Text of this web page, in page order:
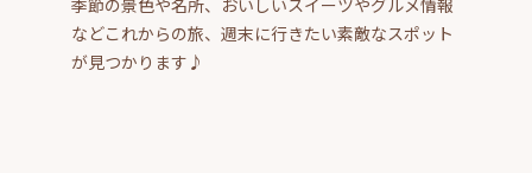
などこれからの旅、週末に行きたい素敵なスポット
が見つかります♪